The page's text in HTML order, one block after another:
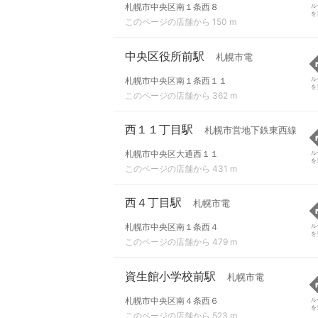
札幌市中央区南１条西８
このページの店舗から 150 m
ル
を
中央区役所前駅 札幌市電
札幌市中央区南１条西１１
このページの店舗から 362 m
ル
を
西１１丁目駅 札幌市営地下鉄東西線
札幌市中央区大通西１１
このページの店舗から 431 m
ル
を
西４丁目駅 札幌市電
札幌市中央区南１条西４
このページの店舗から 479 m
ル
を
資生館小学校前駅 札幌市電
札幌市中央区南４条西６
このページの店舗から 523 m
ル
を